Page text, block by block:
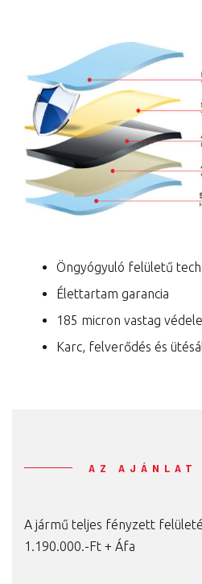
Öngyógyuló felületű
Élettartam garancia
185 micron vastag
Karc, felverődés és
AZ AJÁNLAT
A jármű teljes fényzett
1.190.000.-Ft + Áfa